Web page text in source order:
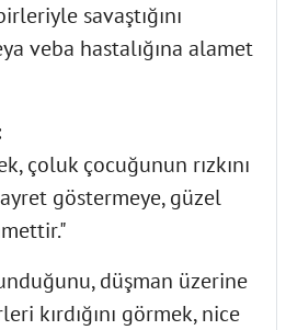
savaştığını
veba hastalığına alamet
çoluk çocuğunun rızkını
göstermeye, güzel
düşman üzerine
kırdığını görmek, nice